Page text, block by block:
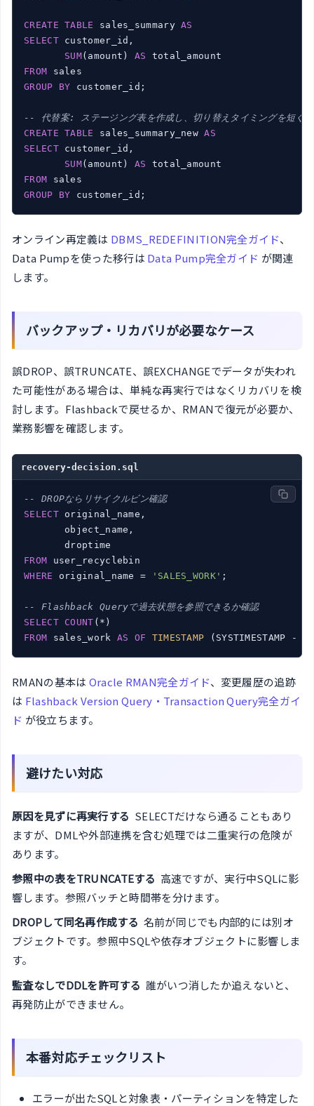
CREATE TABLE sales_summary AS
SELECT customer_id,
SUM(amount) AS
FROM
GROUP
BY customer_id;
-- 代替案: ステージング表を作成し、切り替えタイミングを短く
CREATE
TABLE sales_summary_new AS
SELECT customer_id,
SUM(amount) AS
FROM
GROUP
BY customer_id;
オンライン再定義は DBMS_REDEFINITION完全ガイド、
Data Pumpを使った移行は Data Pump完全ガイド が関連
します。
バックアップ・リカバリが必要なケース
誤DROP、誤TRUNCATE、誤EXCHANGEでデータが失われ
た可能性がある場合は、単純な再実行ではなくリカバリを検
討します。Flashbackで戻せるか、RMANで復元が必要か、
業務影響を確認します。
recovery-decision.sql
-- DROPならリサイクルビン確認
SELECT original_name,
       object_name,
FROM
WHERE original_name = 'SALES_WORK' ;
-- Flashback Queryで過去状態を参照できるか確認
SELECT
COUNT
FROM sales_work AS OF TIMESTAMP (SYSTIMESTAMP -
RMANの基本は Oracle RMAN完全ガイド、変更履歴の追跡
は Flashback Version Query・Transaction Query完全ガイ
ド が役立ちます。
避けたい対応
原因を見ずに再実行する SELECTだけなら通ることもあり
ますが、DMLや外部連携を含む処理では二重実行の危険が
あります。
参照中の表をTRUNCATEする 高速ですが、実行中SQLに影
響します。参照バッチと時間帯を分けます。
DROPして同名再作成する 名前が同じでも内部的には別オ
ブジェクトです。参照中SQLや依存オブジェクトに影響しま
す。
監査なしでDDLを許可する 誰がいつ消したか追えないと、
再発防止ができません。
本番対応チェックリスト
エラーが出たSQLと対象表・パーティションを特定した